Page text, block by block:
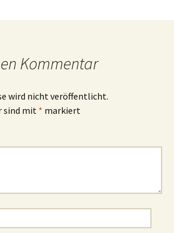
Kommentar
wird nicht veröffentlicht.
sind mit * markiert